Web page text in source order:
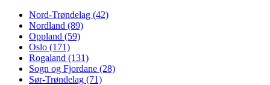
Nord-Trøndelag (42)
Nordland (89)
Oppland (59)
Oslo (171)
Rogaland (131)
Sogn og Fjordane (28)
Sør-Trøndelag (71)